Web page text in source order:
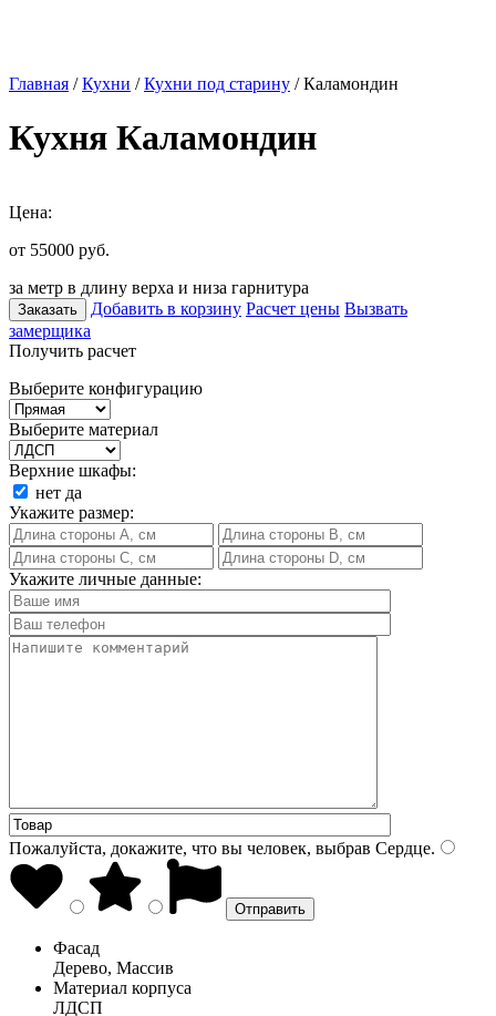
Главная /Кухни /Кухни под старину / Каламондин
Кухня Каламондин
Цена:
от 55000 руб.
за метр в длину верха и низа гарнитура
Заказать Добавить в корзину Расчет цены Вызвать
замерщика
Получить расчет
Выберите конфигурацию
Выберите материал
Верхние шкафы:
нет да
Укажите размер:
Укажите личные данные:
Пожалуйста, докажите, что вы человек, выбрав Сердце.
Фасад
Дерево, Массив
Материал корпуса
ЛДСП